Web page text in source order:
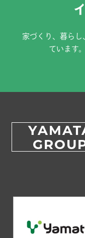
家づくり、暮らし
ています